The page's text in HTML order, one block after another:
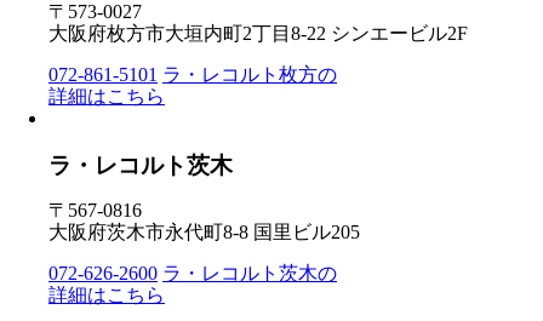
〒573-0027
大阪府枚方市大垣内町2丁目8-22 シンエービル2F
072-861-5101 ラ・レコルト枚方の
詳細はこちら
ラ・レコルト茨木
〒567-0816
大阪府茨木市永代町8-8 国里ビル205
072-626-2600 ラ・レコルト茨木の
詳細はこちら